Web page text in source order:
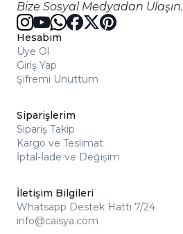
Bize Sosyal Medyadan Ulaşın.
Hesabım
Üye Ol
Giriş Yap
Şifremi Unuttum
Siparişlerim
Sipariş Takip
Kargo ve Teslimat
İptal-İade ve Değişim
İletişim Bilgileri
Whatsapp Destek Hattı 7/24
info@caisya.com